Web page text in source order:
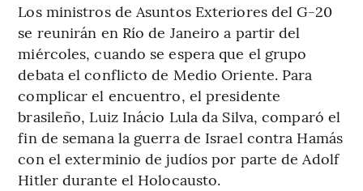
Los ministros de Asuntos Exteriores del G-20
se reunirán en Río de Janeiro a partir del
miércoles, cuando se espera que el grupo
debata el conflicto de Medio Oriente. Para
complicar el encuentro, el presidente
brasileño, Luiz Inácio Lula da Silva, comparó el
fin de semana la guerra de Israel contra Hamás
con el exterminio de judíos por parte de Adolf
Hitler durante el Holocausto.